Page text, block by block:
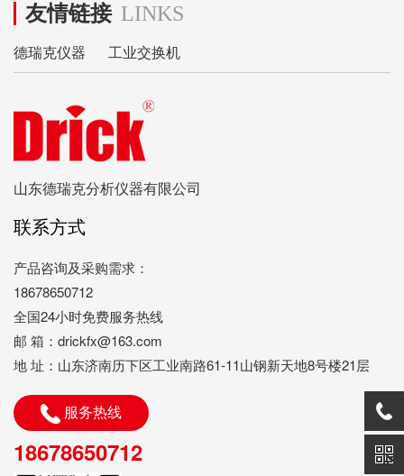
友情链接 LINKS
德瑞克仪器 工业交换机
山东德瑞克分析仪器有限公司
联系方式
产品咨询及采购需求：
18678650712
全国24小时免费服务热线
邮 箱：drickfx@163.com
地 址：山东济南历下区工业南路61-11山钢新天地8号楼21层
服务热线
18678650712